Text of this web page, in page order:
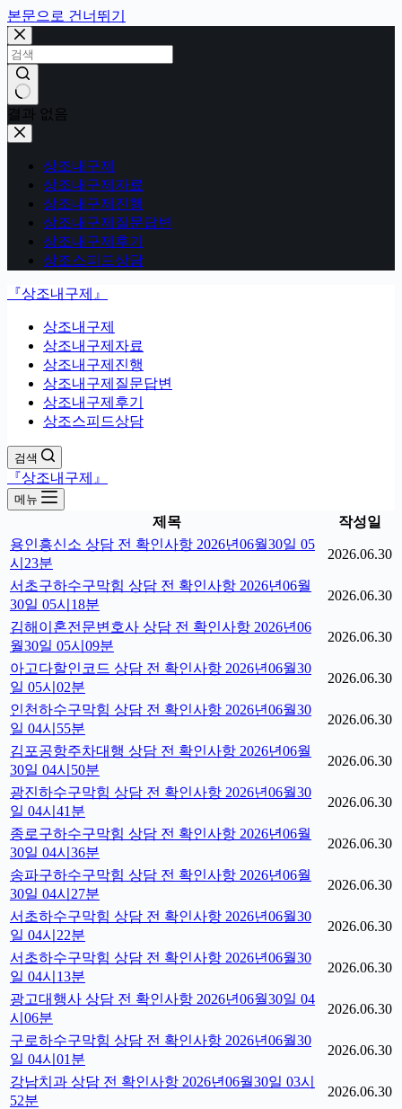
본문으로 건너뛰기
결과 없음
상조내구제
상조내구제자료
상조내구제진행
상조내구제질문답변
상조내구제후기
상조스피드상담
『상조내구제』
상조내구제
상조내구제자료
상조내구제진행
상조내구제질문답변
상조내구제후기
상조스피드상담
검색
『상조내구제』
메뉴
제목
작성일
용인흥신소 상담 전 확인사항 2026년06월30일 05
시23분
2026.06.30
서초구하수구막힘 상담 전 확인사항 2026년06월
30일 05시18분
2026.06.30
김해이혼전문변호사 상담 전 확인사항 2026년06
월30일 05시09분
2026.06.30
아고다할인코드 상담 전 확인사항 2026년06월30
일 05시02분
2026.06.30
인천하수구막힘 상담 전 확인사항 2026년06월30
일 04시55분
2026.06.30
김포공항주차대행 상담 전 확인사항 2026년06월
30일 04시50분
2026.06.30
광진하수구막힘 상담 전 확인사항 2026년06월30
일 04시41분
2026.06.30
종로구하수구막힘 상담 전 확인사항 2026년06월
30일 04시36분
2026.06.30
송파구하수구막힘 상담 전 확인사항 2026년06월
30일 04시27분
2026.06.30
서초하수구막힘 상담 전 확인사항 2026년06월30
일 04시22분
2026.06.30
서초하수구막힘 상담 전 확인사항 2026년06월30
일 04시13분
2026.06.30
광고대행사 상담 전 확인사항 2026년06월30일 04
시06분
2026.06.30
구로하수구막힘 상담 전 확인사항 2026년06월30
일 04시01분
2026.06.30
강남치과 상담 전 확인사항 2026년06월30일 03시
52분
2026.06.30